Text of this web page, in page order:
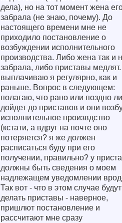
дела), но на тот момент жена
забрала (не знаю, почему). До
настоящего времени мне не
приходило постановление о
возбуждении исполнительного
производства. Либо жена так и
забрала, либо приставы
выплачиваю я регулярно, как и
раньше. Вопрос в следующем:
полагаю, что рано или поздно
дойдет до приставов и они
исполнительное произвдство
(кстати, а вдруг на почте оно
потеряется? я же должен
расписаться буду при его
получении, правильно? у
должны быть сведения о моем
надлежащем уведомлении
Так вот - что в этом случае будут
делать приставы - наверное,
пришлют постановление и
рассчитают мне сразу